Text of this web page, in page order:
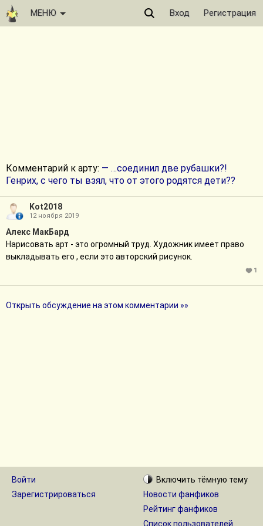
МЕНЮ Вход Регистрация
Комментарий к арту: — …соединил две рубашки?!
Генрих, с чего ты взял, что от этого родятся дети??
Kot2018
12 ноября 2019
Алекс МакБард
Нарисовать арт - это огромный труд. Художник имеет право
выкладывать его , если это авторский рисунок.
1
Открыть обсуждение на этом комментарии »»
Войти
Зарегистрироваться
Включить тёмную тему
Новости фанфиков
Рейтинг фанфиков
Список пользователей